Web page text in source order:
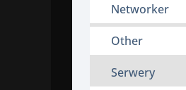
Networker
Other
Serwery